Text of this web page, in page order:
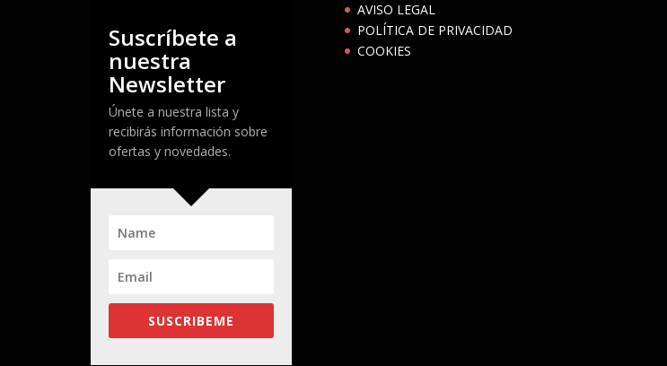
Suscríbete a
nuestra
Newsletter
Únete a nuestra lista y
recibirás información sobre
ofertas y novedades.
SUSCRIBEME
AVISO LEGAL
POLÍTICA DE PRIVACIDAD
COOKIES